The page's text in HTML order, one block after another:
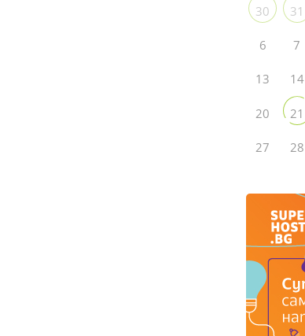
30 31
6 7
13 14
20 21
27 28